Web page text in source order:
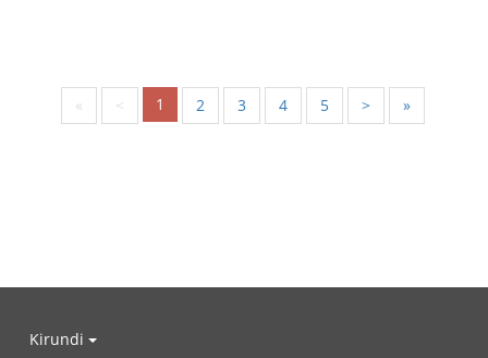
« < 1 2 3 4 5 > »
Kirundi